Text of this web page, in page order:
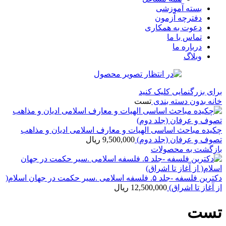
بسته آموزشی
دفترچه آزمون
دعوت به همکاری
تماس با ما
درباره ما
وبلاگ
برای بزرگنمایی کلیک کنید
خانه بدون دسته بندی تست
چکیده مباحث اساسی الهیات و معارف اسلامی ادیان و مذاهب
تصوف و عرفان (جلد دوم) 9,500,000 ریال
بازگشت به محصولات
دکترین فلسفه -جلد ۵. فلسفه اسلامی .سیر حکمت در جهان اسلام(
از آغاز تا اشراق) 12,500,000 ریال
تست